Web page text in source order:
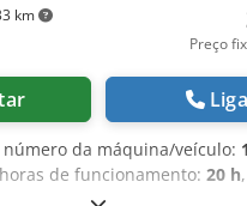
km
Preço
número da máquina/veículo:
de funcionamento: 20 h,
2 500 kg, altura de